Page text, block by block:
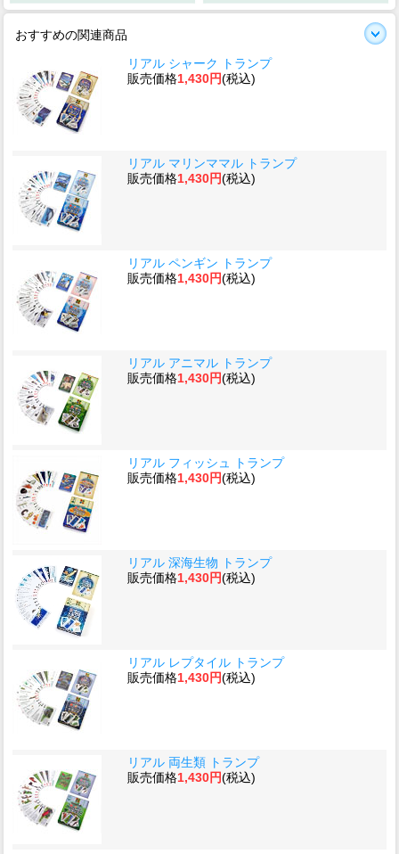
おすすめの関連商品
リアル シャーク トランプ
販売価格1,430円(税込)
リアル マリンママル トランプ
販売価格1,430円(税込)
リアル ペンギン トランプ
販売価格1,430円(税込)
リアル アニマル トランプ
販売価格1,430円(税込)
リアル フィッシュ トランプ
販売価格1,430円(税込)
リアル 深海生物 トランプ
販売価格1,430円(税込)
リアル レプタイル トランプ
販売価格1,430円(税込)
リアル 両生類 トランプ
販売価格1,430円(税込)